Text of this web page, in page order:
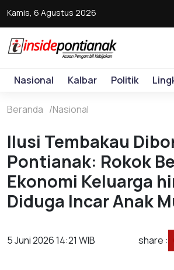
Kamis, 6 Agustus 2026
Nasional Kalbar Politik
Beranda Nasional
Ilusi Tembakau
Pontianak: Rokok
Ekonomi Keluarga
Diduga Incar Anak
5 Juni 2026 14:21 WIB share :